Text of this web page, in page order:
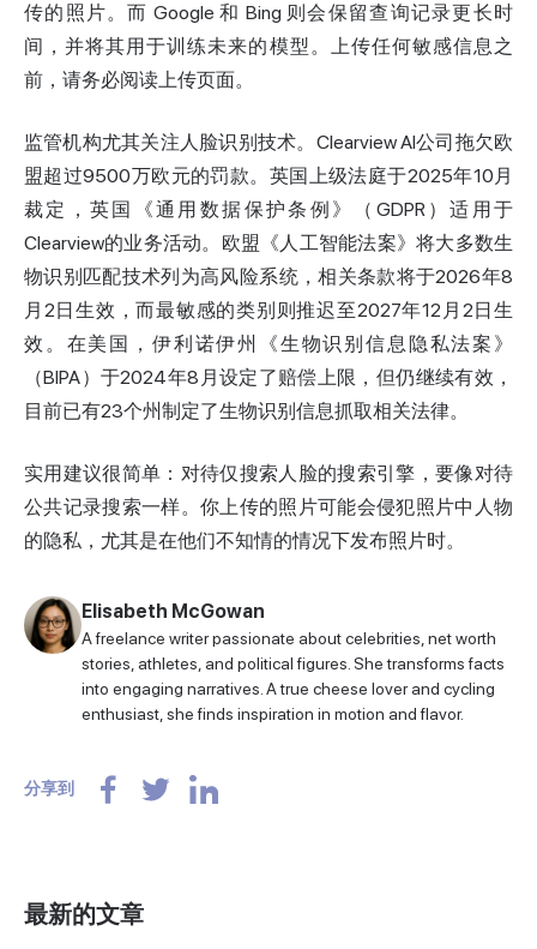
传的照片。而 Google 和 Bing 则会保留查询记录更长时
间，并将其用于训练未来的模型。上传任何敏感信息之
前，请务必阅读上传页面。
监管机构尤其关注人脸识别技术。Clearview AI公司拖欠欧
盟超过9500万欧元的罚款。英国上级法庭于2025年10月
裁定，英国《通用数据保护条例》（GDPR）适用于
Clearview的业务活动。欧盟《人工智能法案》将大多数生
物识别匹配技术列为高风险系统，相关条款将于2026年8
月2日生效，而最敏感的类别则推迟至2027年12月2日生
效。在美国，伊利诺伊州《生物识别信息隐私法案》
（BIPA）于2024年8月设定了赔偿上限，但仍继续有效，
目前已有23个州制定了生物识别信息抓取相关法律。
实用建议很简单：对待仅搜索人脸的搜索引擎，要像对待
公共记录搜索一样。你上传的照片可能会侵犯照片中人物
的隐私，尤其是在他们不知情的情况下发布照片时。
Elisabeth McGowan
A freelance writer passionate about celebrities, net worth
stories, athletes, and political figures. She transforms facts
into engaging narratives. A true cheese lover and cycling
enthusiast, she finds inspiration in motion and flavor.
分享到
最新的文章